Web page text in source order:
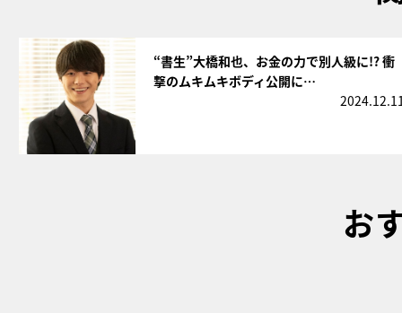
“書生”大橋和也、お金の力で別人級に!? 衝
撃のムキムキボディ公開に…
お